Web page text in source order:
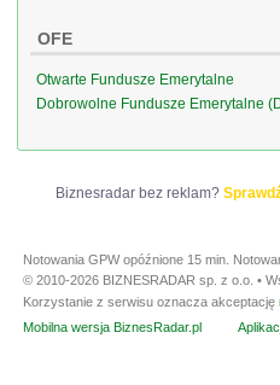
OFE
Otwarte Fundusze Emerytalne
Dobrowolne Fundusze Emerytalne
Biznesradar bez reklam?
Notowania GPW opóźnione 15 min.
© 2010-2026 BIZNESRADAR sp. z o.o. •
Korzystanie z serwisu oznacza akceptację
Mobilna wersja BiznesRadar.pl